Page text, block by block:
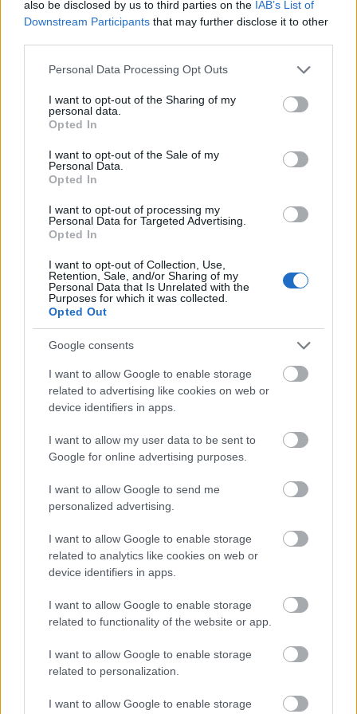
also be disclosed by us to third parties on the IAB’s List of
Downstream Participants that may further disclose it to other
Please note that this website/app uses one or more Google
not limited to your visit or usage behaviour. You may click to
grant or deny consent to Google and its third-party tags to
use your data for below specified purposes in below Google
consent section.
Personal Data Processing Opt Outs
I want to opt-out of the Sharing of my
personal data.
Opted In
I want to opt-out of the Sale of my
Personal Data.
Opted In
I want to opt-out of processing my
Personal Data for Targeted Advertising.
Opted In
I want to opt-out of Collection, Use,
Retention, Sale, and/or Sharing of my
Personal Data that Is Unrelated with the
Purposes for which it was collected.
Opted Out
Google consents
I want to allow Google to enable storage
related to advertising like cookies on web or
device identifiers in apps.
I want to allow my user data to be sent to
Google for online advertising purposes.
I want to allow Google to send me
personalized advertising.
I want to allow Google to enable storage
related to analytics like cookies on web or
device identifiers in apps.
I want to allow Google to enable storage
related to functionality of the website or app.
I want to allow Google to enable storage
related to personalization.
I want to allow Google to enable storage
φωτογραφίας του Φεστιβάλ Φωτογραφίας
Αντιπάρου, με θέμα τα Καπετανέικα των
ένα εξαιρετικά διαφωτιστικό ντοκιμαντέρ του
Aegean», που παρουσίαζε αναλυτικά το
πρόβλημα της υπεραλίευσης στο Αιγαίο
πέλαγος, ενώ παράλληλα ενημέρωνε για
προσπάθειες που γίνονται να εφαρμοστούν
βιώσιμα μέτρα, που θα βοηθήσουν στην
αντιμετώπιση των καταστρεπτικών συνέπειών
της.
Η επόμενη ημέρα ήταν αφιερωμένη στα δύο
βασικά συστατικά που χαρακτηρίζουν το DNA
των Καπετανέικων, δηλαδή τη θάλασσα και την
μόνη που έτρεξε την κούρσα απόστασης 1,5
ναυτικού ιλίου. Η λέμβος και το πλήρωμά της
εξέπληξαν με την ταχύτητα και την ναυτοσύνη
τους κριτές και θεατές. Τα υπόλοιπα σκάφη,
λόγω των έντονων καιρικών φαινομένων δεν
δύσκολη ακόμα και την καθέλκυσή τους.
Ναυτοπροσκοπικά πληρώματα όμως
επάνδρωσαν την αγαπημένη των
Ναυτοπροσκόπων «Χρυσοπηγή», το νεότευκτο
τρεχαντήρι «Τσίπουρο» και το θαρραλέο λατίνι
όπως τo schooner NIKIS και το καΐκι
«Ανεμογιάννης» που ταξίδευαν με μούδες μεν,
αλλά έδειχναν πως παραδοσιακά σκάφη σαν και
αυτά, είναι γεννημένα για να αντιμετωπίζουν
τέτοιους καιρούς.